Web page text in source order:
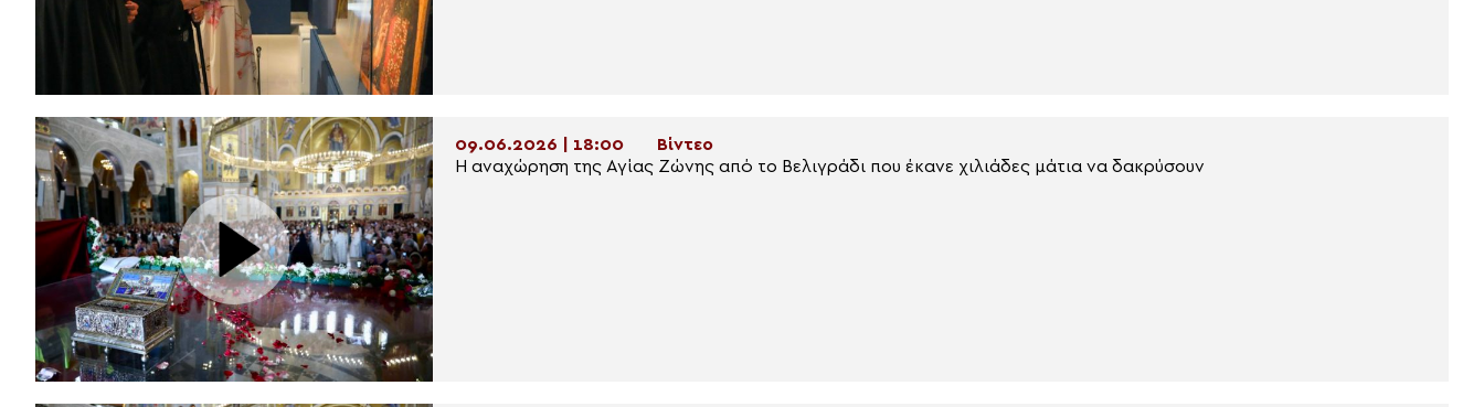
09.06.2026 | 18:00
Βίντεο
Η αναχώρηση της Αγίας Ζώνης από το Βελιγράδι που έκανε χιλιάδες μάτια να δακρύσουν